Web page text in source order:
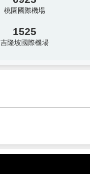
桃園國際機場
1525
吉隆坡國際機場